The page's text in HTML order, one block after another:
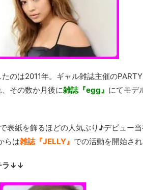
のは2011年。ギャル雑誌主催の
その数か月後に雑誌『egg』 にてモデ
表紙を飾るほどの人気ぶり♪デビュー
らは雑誌『JELLY』 での活動を開始さ
ラ↓↓